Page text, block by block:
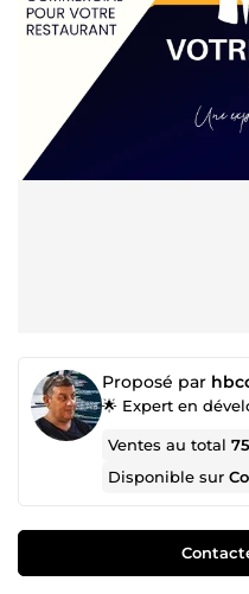
Proposé par
Ventes au total
Disponible sur